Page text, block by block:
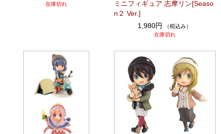
在庫切れ
ミニフィギュア 志摩リン[Seaso
n２ Ver.]
1,980円
（税込み）
在庫切れ